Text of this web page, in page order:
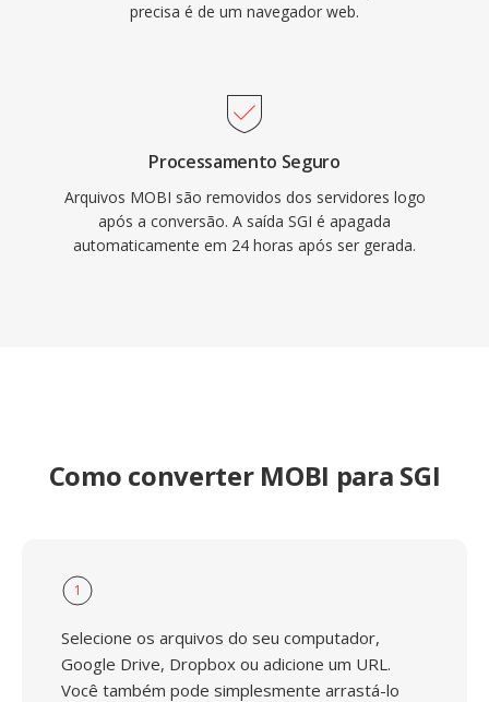
precisa é de um navegador web.
Processamento Seguro
Arquivos MOBI são removidos dos servidores logo
após a conversão. A saída SGI é apagada
automaticamente em 24 horas após ser gerada.
Como converter MOBI para SGI
1
Selecione os arquivos do seu computador,
Google Drive, Dropbox ou adicione um URL.
Você também pode simplesmente arrastá-lo